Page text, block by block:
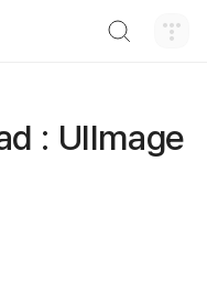
: UIImage